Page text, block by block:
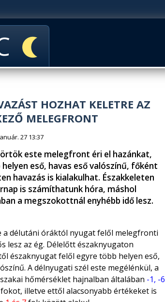
HOZHAT KELETRE AZ
MELEGFRONT
27 13:37
este melegfront éri el hazánkat,
eső, havas eső valószínű, főként
havazás is kialakulhat. Északkeleten
is számíthatunk hóra, máshol
a megszokottnál enyhébb idő lesz.
délutáni óráktól nyugat felől melegfronti
lesz az ég. Délelőtt északnyugaton
északnyugat felől egyre több helyen eső,
A délnyugati szél este megélénkül, a
hőmérséklet hajnalban általában -1, -6
fokot, illetve ettől alacsonyabb értékeket is